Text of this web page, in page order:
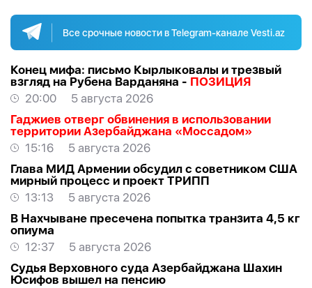
Все срочные новости в Telegram-канале Vesti.az
Конец мифа: письмо Кырлыковалы и трезвый
взгляд на Рубена Варданяна - ПОЗИЦИЯ
20:00
5 августа 2026
Гаджиев отверг обвинения в использовании
территории Азербайджана «Моссадом»
15:16
5 августа 2026
Глава МИД Армении обсудил с советником США
мирный процесс и проект ТРИПП
13:13
5 августа 2026
В Нахчыване пресечена попытка транзита 4,5 кг
опиума
12:37
5 августа 2026
Судья Верховного суда Азербайджана Шахин
Юсифов вышел на пенсию